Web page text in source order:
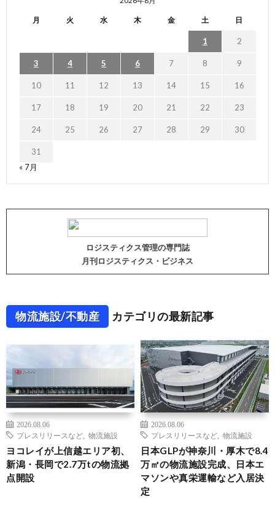
月 火 水 木 金 土 日
1 2
3 4 5 6 7 8 9
10 11 12 13 14 15 16
17 18 19 20 21 22 23
24 25 26 27 28 29 30
31
« 7月
ロジスティクス管理の専門誌
月刊ロジスティクス・ビジネス
物流施設/不動産 カテゴリの最新記事
2026.08.06
プレスリリースなど
物流施設
ヨコレイが上信越エリア初、
新潟・長岡で2.7万tの物流拠
点開設
2026.08.06
プレスリリースなど
物流施設
日本GLPが神奈川・厚木で8.4
万㎡の物流施設完成、日本エ
マソンや真栄運輸など入居決
定